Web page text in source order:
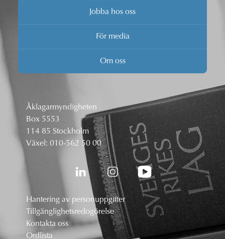
Jobba hos oss
För media
Om oss
Åklagarmyndigheten
Box 5553
114 85 Stockholm
Växel: 010-562 50 00
Hantering av personuppgifter
Tillgänglighetsredogörelse
Kontakta oss
Ordlista